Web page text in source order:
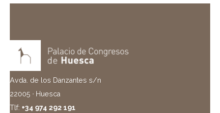
Avda. de los Danzantes s/n
22005 · Huesca
Tlf: +34 974 292 191